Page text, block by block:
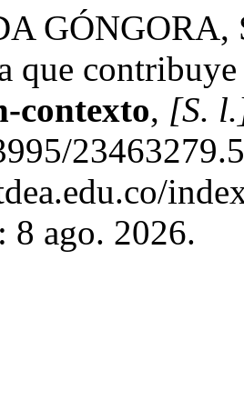
GÓNGORA,
que
contexto, [S.
8 ago. 2026.